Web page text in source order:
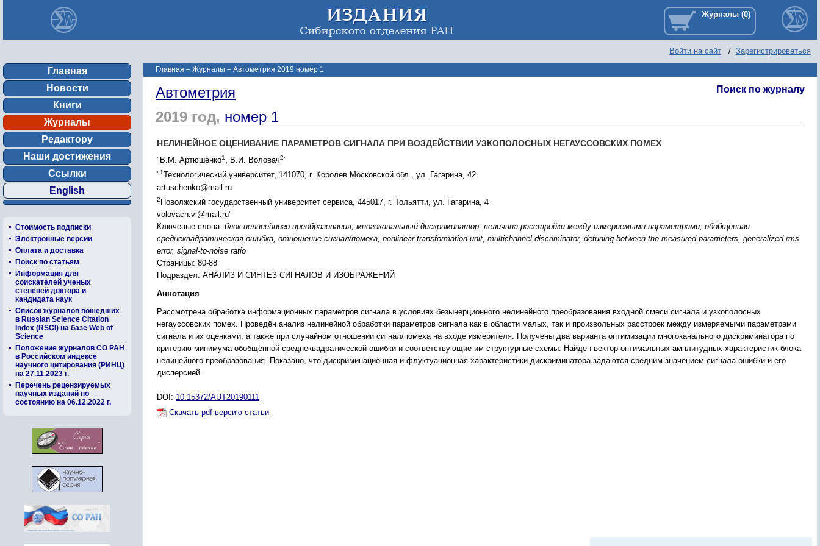
Войти на сайт / Зарегистрироваться
Главная
Новости
Книги
Журналы
Редактору
Наши достижения
Ссылки
English
Стоимость подписки
Электронные версии
Оплата и доставка
Поиск по статьям
Информация для
соискателей ученых
степеней доктора и
кандидата наук
Список журналов вошедших
в Russian Science Citation
Index (RSCI) на базе Web of
Science
Положение журналов СО РАН
в Российском индексе
научного цитирования (РИНЦ)
на 27.11.2023 г.
Перечень рецензируемых
научных изданий по
состоянию на 06.12.2022 г.
Главная – Журналы – Автометрия 2019 номер 1
Поиск по журналу
Автометрия
2019 год, номер 1
НЕЛИНЕЙНОЕ ОЦЕНИВАНИЕ ПАРАМЕТРОВ СИГНАЛА ПРИ ВОЗДЕЙСТВИИ УЗКОПОЛОСНЫХ НЕГАУССОВСКИХ ПОМЕХ
"В.М. Артюшенко1 , В.И. Воловач2"
"1Технологический университет, 141070, г. Королев Московской обл., ул. Гагарина, 42
artuschenko@mail.ru
2 Поволжский государственный университет сервиса, 445017, г. Тольятти, ул. Гагарина, 4
volovach.vi@mail.ru"
Ключевые слова: блок нелинейного преобразования, многоканальный дискриминатор, величина расстройки между измеряемыми параметрами, обобщённая
среднеквадратическая ошибка, отношение сигнал/помеха, nonlinear transformation unit, multichannel discriminator, detuning between the measured parameters, generalized rms
error, signal-to-noise ratio
Страницы: 80-88
Подраздел: АНАЛИЗ И СИНТЕЗ СИГНАЛОВ И ИЗОБРАЖЕНИЙ
Аннотация
Рассмотрена обработка информационных параметров сигнала в условиях безынерционного нелинейного преобразования входной смеси сигнала и узкополосных
негауссовских помех. Проведён анализ нелинейной обработки параметров сигнала как в области малых, так и произвольных расстроек между измеряемыми параметрами
сигнала и их оценками, а также при случайном отношении сигнал/помеха на входе измерителя. Получены два варианта оптимизации многоканального дискриминатора по
критерию минимума обобщённой среднеквадратической ошибки и соответствующие им структурные схемы. Найден вектор оптимальных амплитудных характеристик блока
нелинейного преобразования. Показано, что дискриминационная и флуктуационная характеристики дискриминатора задаются средним значением сигнала ошибки и его
дисперсией.
DOI: 10.15372/AUT20190111
Скачать pdf-версию статьи